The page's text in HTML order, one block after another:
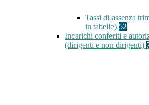
Tassi di assenza
in tabelle) 52
Incarichi conferiti e
(dirigenti e non dirigenti)